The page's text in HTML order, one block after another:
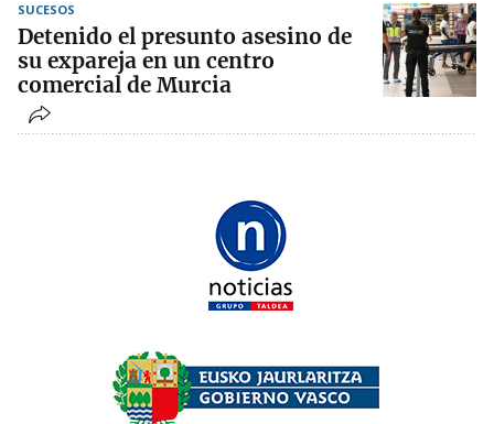
SUCESOS
Detenido el presunto asesino de
su expareja en un centro
comercial de Murcia